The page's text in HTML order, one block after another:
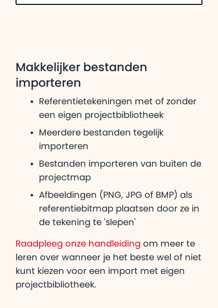
Makkelijker bestanden
importeren
Referentietekeningen met of zonder
een eigen projectbibliotheek
Meerdere bestanden tegelijk
importeren
Bestanden importeren van buiten de
projectmap
Afbeeldingen (PNG, JPG of BMP) als
referentiebitmap plaatsen door ze in
de tekening te 'slepen'
Raadpleeg onze handleiding om meer te
leren over wanneer je het beste wel of niet
kunt kiezen voor een import met eigen
projectbibliotheek.